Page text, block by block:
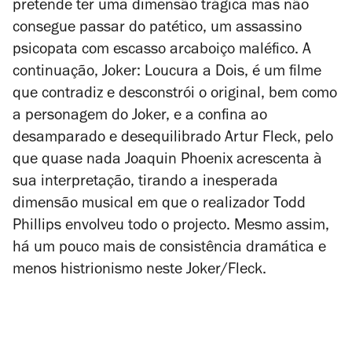
pretende ter uma dimensão trágica mas não
consegue passar do patético, um assassino
psicopata com escasso arcaboiço maléfico. A
continuação, Joker: Loucura a Dois, é um filme
que contradiz e desconstrói o original, bem como
a personagem do Joker, e a confina ao
desamparado e desequilibrado Artur Fleck, pelo
que quase nada Joaquin Phoenix acrescenta à
sua interpretação, tirando a inesperada
dimensão musical em que o realizador Todd
Phillips envolveu todo o projecto. Mesmo assim,
há um pouco mais de consistência dramática e
menos histrionismo neste Joker/Fleck.